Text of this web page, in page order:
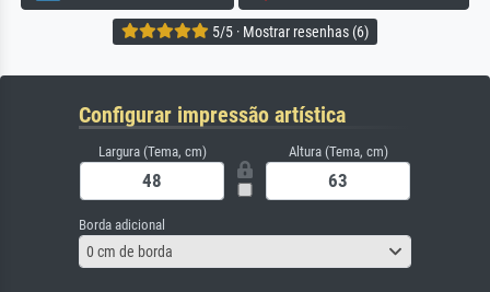
5/5 · Mostrar resenhas (6)
Configurar impressão artística
Largura (Tema, cm) Altura (Tema, cm)
Borda adicional
0 cm de borda